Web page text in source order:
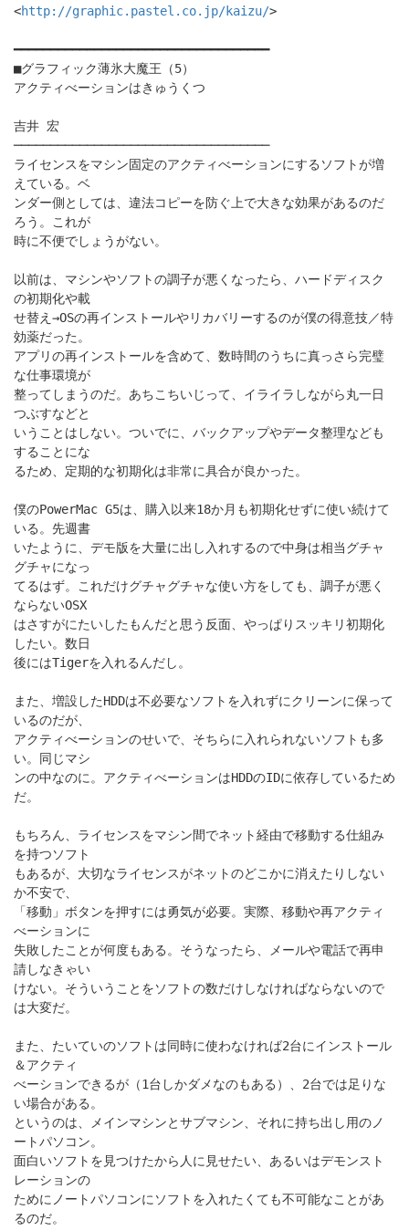
<http://graphic.pastel.co.jp/kaizu/>
━━━━━━━━━━━━━━━━━━━━━━━━━━━━━━━━━━━
■グラフィック薄氷大魔王（5）
アクティべーションはきゅうくつ
吉井 宏
───────────────────────────────────
ライセンスをマシン固定のアクティべーションにするソフトが増
えている。ベ
ンダー側としては、違法コピーを防ぐ上で大きな効果があるのだ
ろう。これが
時に不便でしょうがない。
以前は、マシンやソフトの調子が悪くなったら、ハードディスク
の初期化や載
せ替え→OSの再インストールやリカバリーするのが僕の得意技／特
効薬だった。
アプリの再インストールを含めて、数時間のうちに真っさら完璧
な仕事環境が
整ってしまうのだ。あちこちいじって、イライラしながら丸一日
つぶすなどと
いうことはしない。ついでに、バックアップやデータ整理なども
することにな
るため、定期的な初期化は非常に具合が良かった。
僕のPowerMac G5は、購入以来18か月も初期化せずに使い続けて
いる。先週書
いたように、デモ版を大量に出し入れするので中身は相当グチャ
グチャになっ
てるはず。これだけグチャグチャな使い方をしても、調子が悪く
ならないOSX
はさすがにたいしたもんだと思う反面、やっぱりスッキリ初期化
したい。数日
後にはTigerを入れるんだし。
また、増設したHDDは不必要なソフトを入れずにクリーンに保って
いるのだが、
アクティべーションのせいで、そちらに入れられないソフトも多
い。同じマシ
ンの中なのに。アクティべーションはHDDのIDに依存しているため
だ。
もちろん、ライセンスをマシン間でネット経由で移動する仕組み
を持つソフト
もあるが、大切なライセンスがネットのどこかに消えたりしない
か不安で、
「移動」ボタンを押すには勇気が必要。実際、移動や再アクティ
べーションに
失敗したことが何度もある。そうなったら、メールや電話で再申
請しなきゃい
けない。そういうことをソフトの数だけしなければならないので
は大変だ。
また、たいていのソフトは同時に使わなければ2台にインストール
＆アクティ
べーションできるが（1台しかダメなのもある）、2台では足りな
い場合がある。
というのは、メインマシンとサブマシン、それに持ち出し用のノ
ートパソコン。
面白いソフトを見つけたから人に見せたい、あるいはデモンスト
レーションの
ためにノートパソコンにソフトを入れたくても不可能なことがあ
るのだ。